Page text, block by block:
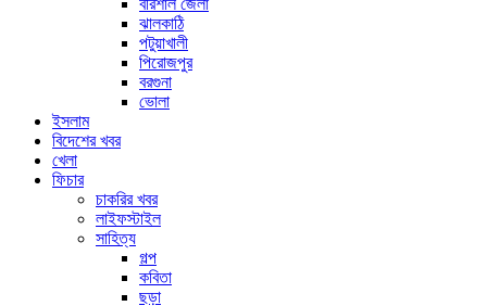
বরিশাল জেলা
ঝালকাঠি
পটুয়াখালী
পিরোজপুর
বরগুনা
ভোলা
ইসলাম
বিদেশের খবর
খেলা
ফিচার
চাকরির খবর
লাইফস্টাইল
সাহিত্য
গল্প
কবিতা
ছড়া